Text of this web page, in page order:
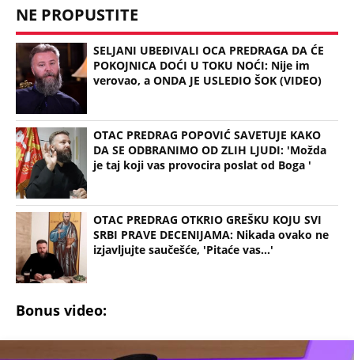
NE PROPUSTITE
SELJANI UBEĐIVALI OCA PREDRAGA DA ĆE
POKOJNICA DOĆI U TOKU NOĆI: Nije im
verovao, a ONDA JE USLEDIO ŠOK (VIDEO)
OTAC PREDRAG POPOVIĆ SAVETUJE KAKO
DA SE ODBRANIMO OD ZLIH LJUDI: 'Možda
je taj koji vas provocira poslat od Boga '
OTAC PREDRAG OTKRIO GREŠKU KOJU SVI
SRBI PRAVE DECENIJAMA: Nikada ovako ne
izjavljujte saučešće, 'Pitaće vas...'
Bonus video: